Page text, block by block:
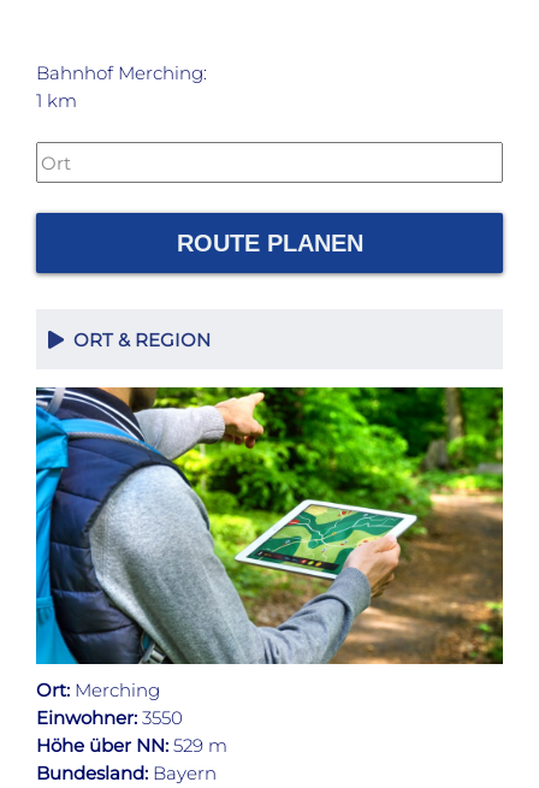
Bahnhof Merching:
1 km
ROUTE PLANEN
ORT & REGION
Ort: Merching
Einwohner: 3550
Höhe über NN: 529 m
Bundesland: Bayern